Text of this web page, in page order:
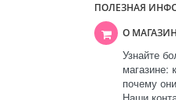
ПОЛЕЗНАЯ
О
Узнайте
магазине:
почему